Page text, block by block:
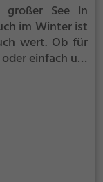
See in
im Winter ist
wert. Ob für
einfach um